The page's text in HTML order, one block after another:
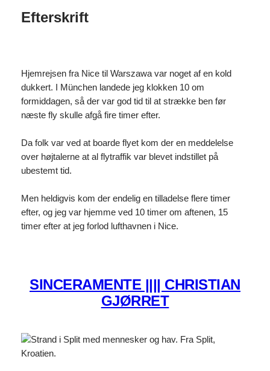
Efterskrift
Hjemrejsen fra Nice til Warszawa var noget af en kold
dukkert. I München landede jeg klokken 10 om
formiddagen, så der var god tid til at strække ben før
næste fly skulle afgå fire timer efter.
Da folk var ved at boarde flyet kom der en meddelelse
over højtalerne at al flytraffik var blevet indstillet på
ubestemt tid.
Men heldigvis kom der endelig en tilladelse flere timer
efter, og jeg var hjemme ved 10 timer om aftenen, 15
timer efter at jeg forlod lufthavnen i Nice.
SINCERAMENTE |||| CHRISTIAN
GJØRRET